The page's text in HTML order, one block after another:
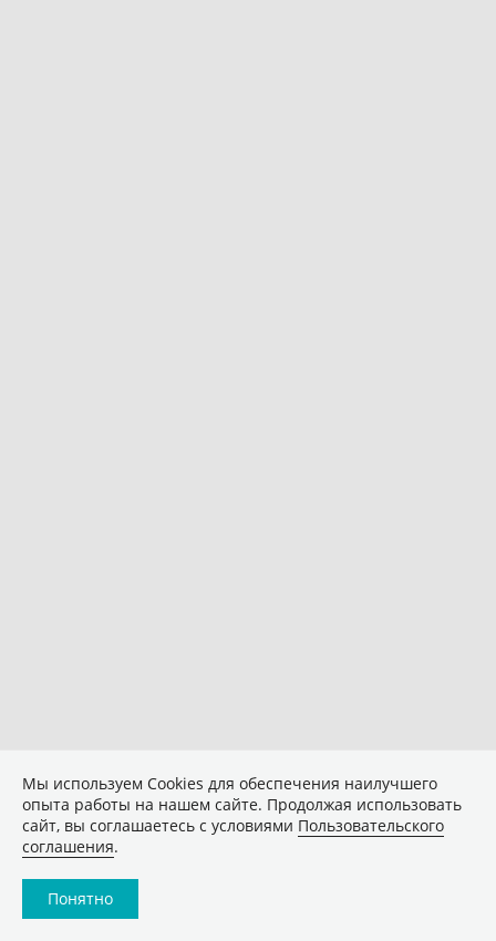
Мы используем Сookies для обеспечения наилучшего
опыта работы на нашем сайте. Продолжая использовать
сайт, вы соглашаетесь с условиями Пользовательского
соглашения.
Понятно